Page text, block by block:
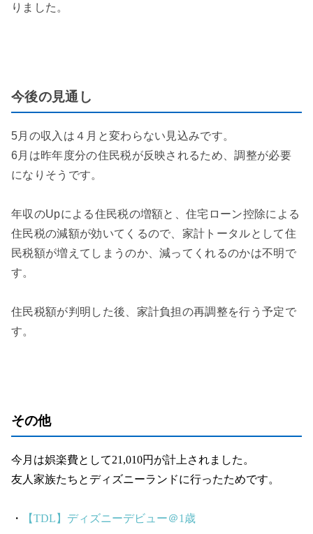
りました。
今後の見通し
5月の収入は４月と変わらない見込みです。
6月は昨年度分の住民税が反映されるため、調整が必要
になりそうです。
年収のUpによる住民税の増額と、住宅ローン控除による
住民税の減額が効いてくるので、家計トータルとして住
民税額が増えてしまうのか、減ってくれるのかは不明で
す。
住民税額が判明した後、家計負担の再調整を行う予定で
す。
その他
今月は娯楽費として21,010円が計上されました。
友人家族たちとディズニーランドに行ったためです。
・ 【TDL】ディズニーデビュー＠1歳